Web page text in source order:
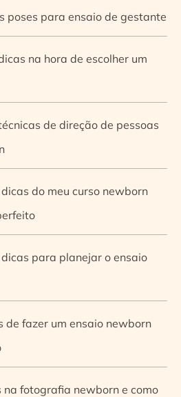
poses para ensaio de gestante
na hora de escolher um
de direção de pessoas
do meu curso newborn
para planejar o ensaio
de fazer um ensaio newborn
na fotografia newborn e como